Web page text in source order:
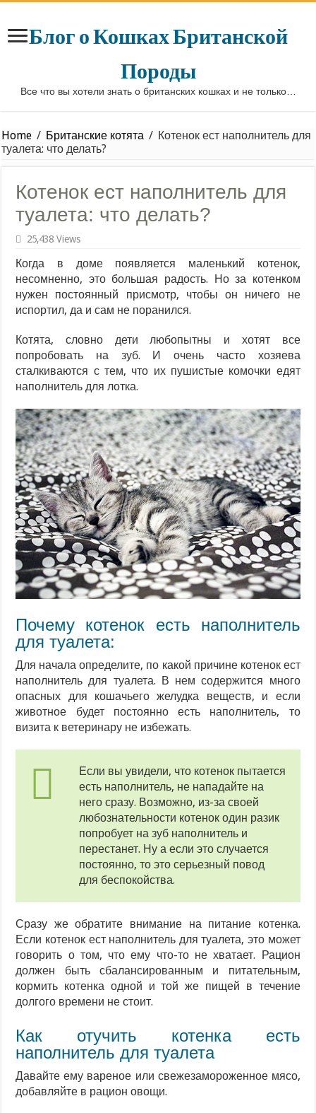
Блог о Кошках Британской
Породы
Все что вы хотели знать о британских кошках и не только…
Home / Британские котята / Котенок ест наполнитель для
туалета: что делать?
Котенок ест наполнитель для
туалета: что делать?
25,438 Views
Когда в доме появляется маленький котенок,
несомненно, это большая радость. Но за котенком
нужен постоянный присмотр, чтобы он ничего не
испортил, да и сам не поранился.
Котята, словно дети любопытны и хотят все
попробовать на зуб. И очень часто хозяева
сталкиваются с тем, что их пушистые комочки едят
наполнитель для лотка.
Почему котенок есть наполнитель
для туалета:
Для начала определите, по какой причине котенок ест
наполнитель для туалета. В нем содержится много
опасных для кошачьего желудка веществ, и если
животное будет постоянно есть наполнитель, то
визита к ветеринару не избежать.
Если вы увидели, что котенок пытается
есть наполнитель, не нападайте на
него сразу. Возможно, из-за своей
любознательности котенок один разик
попробует на зуб наполнитель и
перестанет. Ну а если это случается
постоянно, то это серьезный повод
для беспокойства.
Сразу же обратите внимание на питание котенка.
Если котенок ест наполнитель для туалета, это может
говорить о том, что ему что-то не хватает. Рацион
должен быть сбалансированным и питательным,
кормить котенка одной и той же пищей в течение
долгого времени не стоит.
Как отучить котенка есть
наполнитель для туалета
Давайте ему вареное или свежезамороженное мясо,
добавляйте в рацион овощи.